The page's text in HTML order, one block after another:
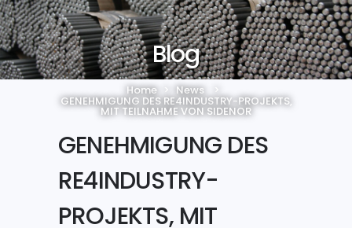
Blog
Home > News >
GENEHMIGUNG DES RE4INDUSTRY-PROJEKTS,
MIT TEILNAHME VON SIDENOR
GENEHMIGUNG DES
RE4INDUSTRY-
PROJEKTS, MIT